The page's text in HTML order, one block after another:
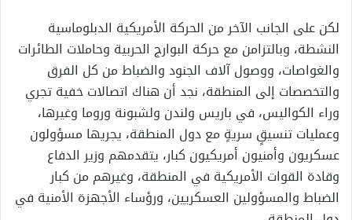
لكنعلى الجانب الآخر من الحركة الأمريكية الدبلوماسية
النشطة، وبالتزامن مع حركة البوارج الحربية وحاملات الطائرات
والغواصات، ووصولآلاف الجنود والضباط من كل الفرق
والتخصصات إلى المنطقة، نجد أن هناك اتصالاتخفيةتجري
وراء الكواليس، في باريس ولندن ولشبونة وروما وغيرها،
وعمليات تنسيقٍ سريةٍ مع دول المنطقة، يجريها مسؤولون
عسكريون وأمنيون أمريكيون كبار، يتقدمهم وزير الدفاع
وقادة القوات الأمريكية في المنطقة، وغيرهم من كبار
الضباط والمسؤولين العسكريين، ورؤساء الأجهزة الأمنية في